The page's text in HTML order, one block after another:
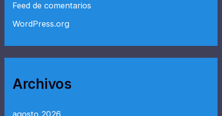
Feed de comentarios
WordPress.org
Archivos
agosto 2026